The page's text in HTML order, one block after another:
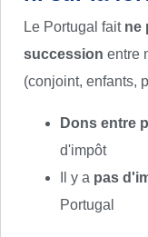
Le Portugal fait ne
succession entre
(conjoint, enfants,
Dons entre
d'impôt
Il y a pas
Portugal